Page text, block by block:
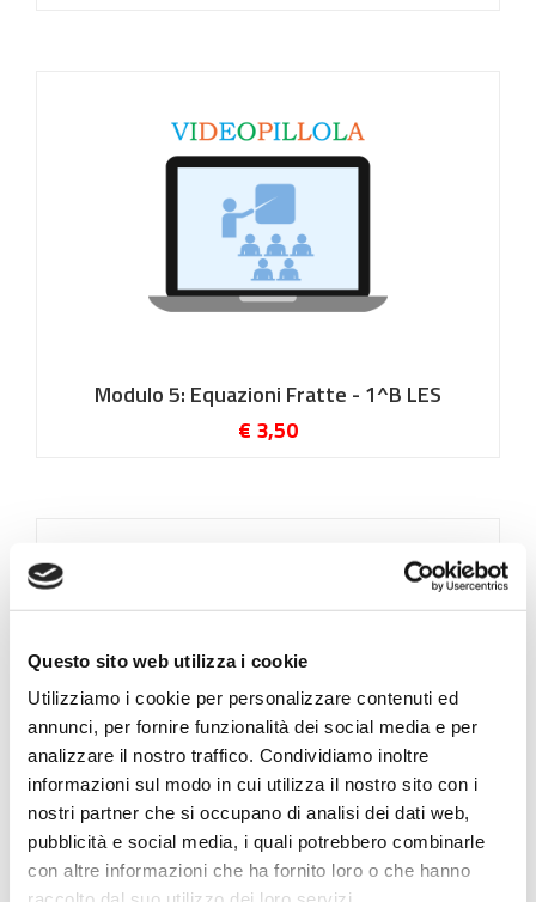
Questo sito web utilizza i cookie
Utilizziamo i cookie per personalizzare contenuti ed
annunci, per fornire funzionalità dei social media e per
analizzare il nostro traffico. Condividiamo inoltre
informazioni sul modo in cui utilizza il nostro sito con i
nostri partner che si occupano di analisi dei dati web,
pubblicità e social media, i quali potrebbero combinarle
con altre informazioni che ha fornito loro o che hanno
Modulo 5: Equazioni Fratte - 1^B LES
€ 3,50
Esercizi Integrali Indefiniti - Modulo 1 - CL
5^INFO